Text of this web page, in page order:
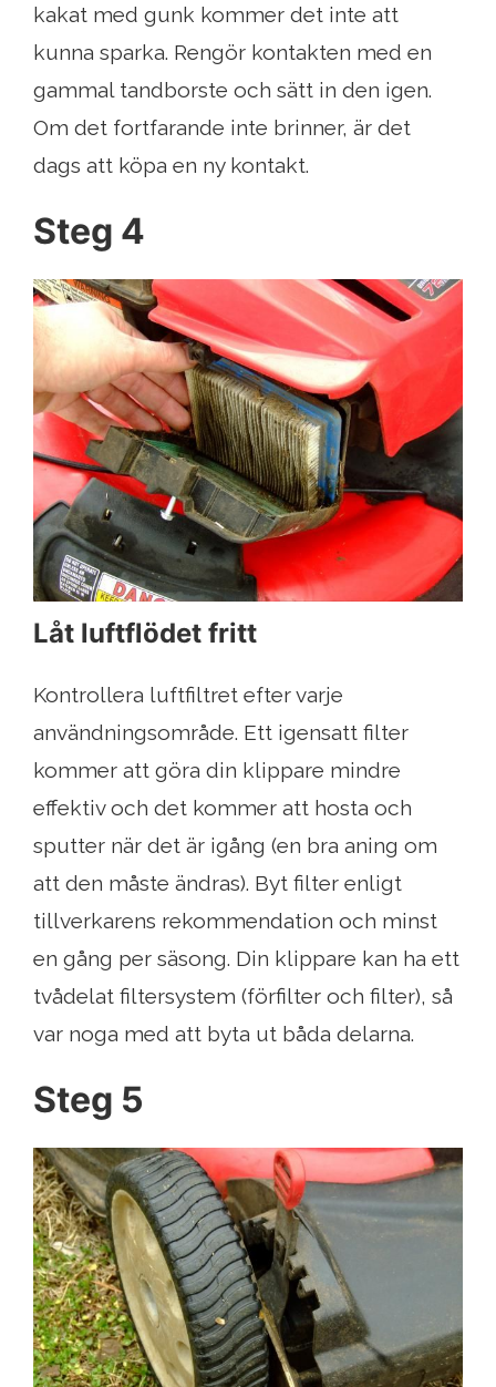
kakat med gunk kommer det inte att
kunna sparka. Rengör kontakten med en
gammal tandborste och sätt in den igen.
Om det fortfarande inte brinner, är det
dags att köpa en ny kontakt.
Steg 4
Låt luftflödet fritt
Kontrollera luftfiltret efter varje
användningsområde. Ett igensatt filter
kommer att göra din klippare mindre
effektiv och det kommer att hosta och
sputter när det är igång (en bra aning om
att den måste ändras). Byt filter enligt
tillverkarens rekommendation och minst
en gång per säsong. Din klippare kan ha ett
tvådelat filtersystem (förfilter och filter), så
var noga med att byta ut båda delarna.
Steg 5